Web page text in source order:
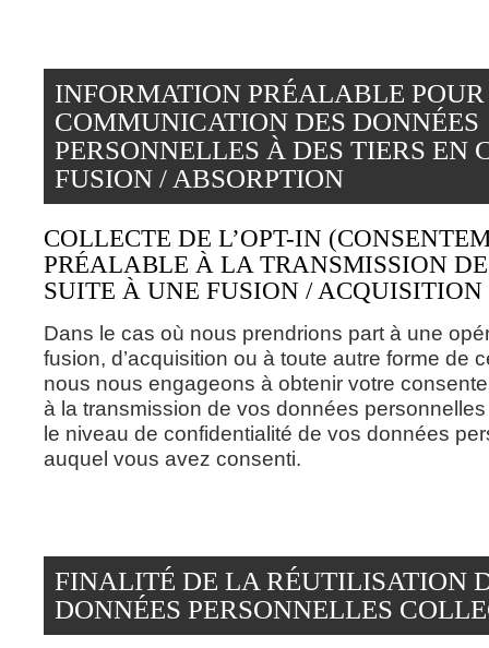
INFORMATION PRÉALABLE
COMMUNICATION DES DONNÉES
PERSONNELLES À DES TIERS EN
FUSION / ABSORPTION
COLLECTE DE L’OPT-IN
PRÉALABLE À LA TRANSMISSION
SUITE À UNE FUSION / ACQUISITION
Dans le cas où nous prendrions part à une
fusion, d’acquisition ou à toute autre forme de
nous nous engageons à obtenir votre
à la transmission de vos données
le niveau de confidentialité de vos données
auquel vous avez consenti.
FINALITÉ DE LA RÉUTILISATION
DONNÉES PERSONNELLES